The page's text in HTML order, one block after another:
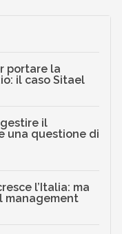
portare la
il caso Sitael
il
una questione di
l’Italia: ma
management